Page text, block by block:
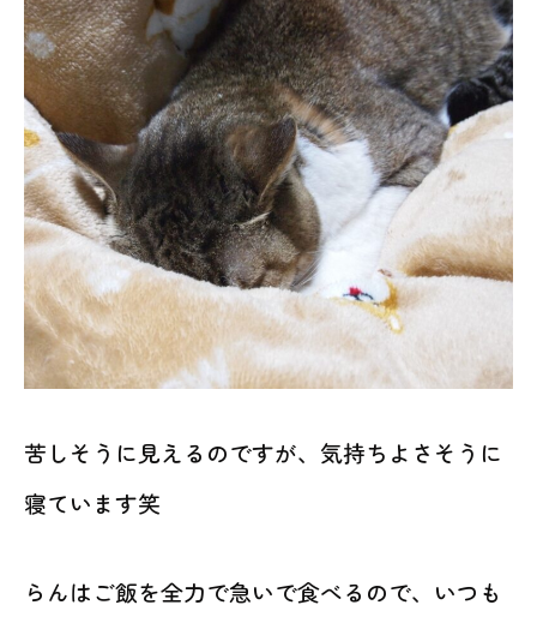
苦しそうに見えるのですが、気持ちよさそうに
寝ています笑
らんはご飯を全力で急いで食べるので、いつも